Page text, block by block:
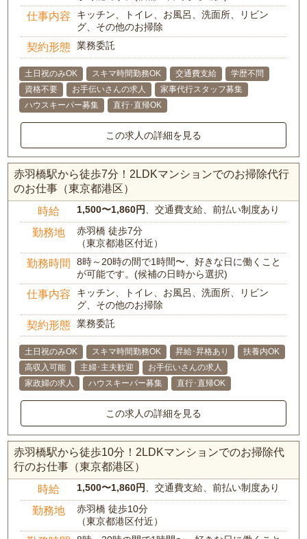
仕事内容
キッチン、トイレ、お風呂、洗面所、リビン
グ、その他のお掃除
契約形態 業務委託
土日祝のみOK スキマ時間勤務OK 交通費支給
学歴不問
資格不要
お手伝いさんの求人
家事代行スタッフ募集
ハウスキーパー募集
直行･直帰OK
この求人の詳細を見る
赤羽橋駅から徒歩7分！2LDKマンションでのお掃除代行
のお仕事（東京都港区）
時給 1,500〜1,860円、交通費支給、前払い制度あり
勤務地
赤羽橋 徒歩7分
（東京都港区付近）
勤務時間
8時～20時の間で1時間〜、好きな日に働くこと
が可能です。(候補の日時から選択)
仕事内容
キッチン、トイレ、お風呂、洗面所、リビン
グ、その他のお掃除
契約形態 業務委託
土日祝のみOK スキマ時間勤務OK 昇給･昇格あり
扶養内OK
高収入可能
主婦･主夫歓迎
お手伝いさんの求人
家政婦の求人
ハウスキーパー募集 直行･直帰OK
この求人の詳細を見る
赤羽橋駅から徒歩10分！2LDKマンションでのお掃除代
行のお仕事（東京都港区）
時給 1,500〜1,860円、交通費支給、前払い制度あり
勤務地
赤羽橋 徒歩10分
（東京都港区付近）